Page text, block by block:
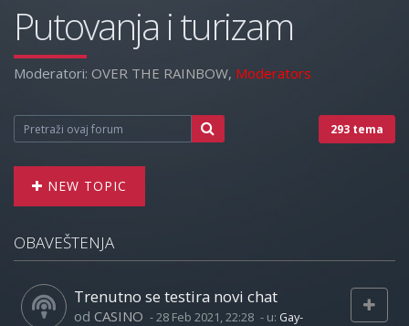
Putovanja i turizam
Moderatori: OVER THE RAINBOW, Moderators
293 tema
NEW TOPIC
OBAVEŠTENJA
Trenutno se testira novi chat
od CASINO -28 Feb 2021, 22:28 - u: Gay-